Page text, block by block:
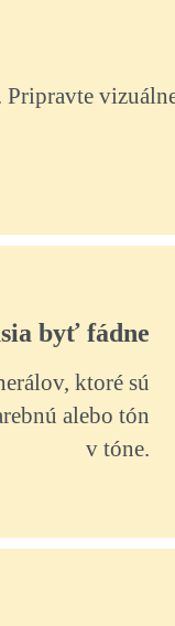
byť fádne
ktoré sú
alebo tón
v tóne.